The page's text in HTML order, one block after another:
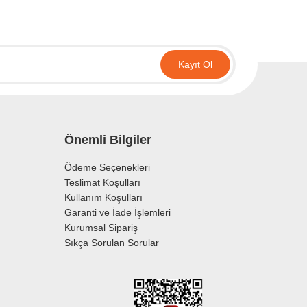
Kayıt Ol
Önemli Bilgiler
Ödeme Seçenekleri
Teslimat Koşulları
Kullanım Koşulları
Garanti ve İade İşlemleri
Kurumsal Sipariş
Sıkça Sorulan Sorular